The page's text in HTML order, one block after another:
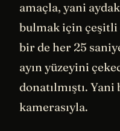
amaçla, yani
bulmak için çeşitli
bir de her 25
ayın yüzeyini
donatılmıştı.
kamerasıyla.